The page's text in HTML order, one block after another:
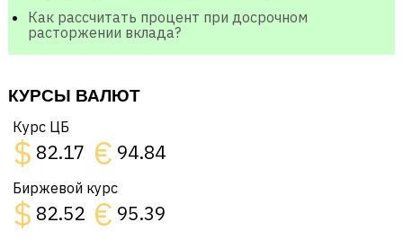
Как рассчитать процент при досрочном
расторжении вклада?
КУРСЫ ВАЛЮТ
Курс ЦБ
$ 82.17 € 94.84
Биржевой курс
$ 82.52 € 95.39